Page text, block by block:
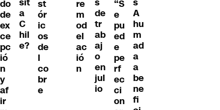
do
de
ex
ce
pc
ió
n
y
af
ir
a
C
hil
e?
st
ór
ic
os
de
l
co
br
e
re
m
od
el
ac
ió
n
s
de
tr
ab
aj
o
en
jul
io
“S
e
pu
ed
e
pe
rf
ec
ci
on
A
hu
m
ad
a
a
be
ne
fi